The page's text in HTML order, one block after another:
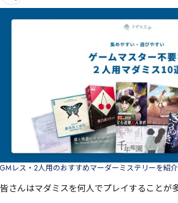
GMレス・2人用のおすすめマーダーミステリーを紹介
皆さんはマダミスを何人でプレイすることが